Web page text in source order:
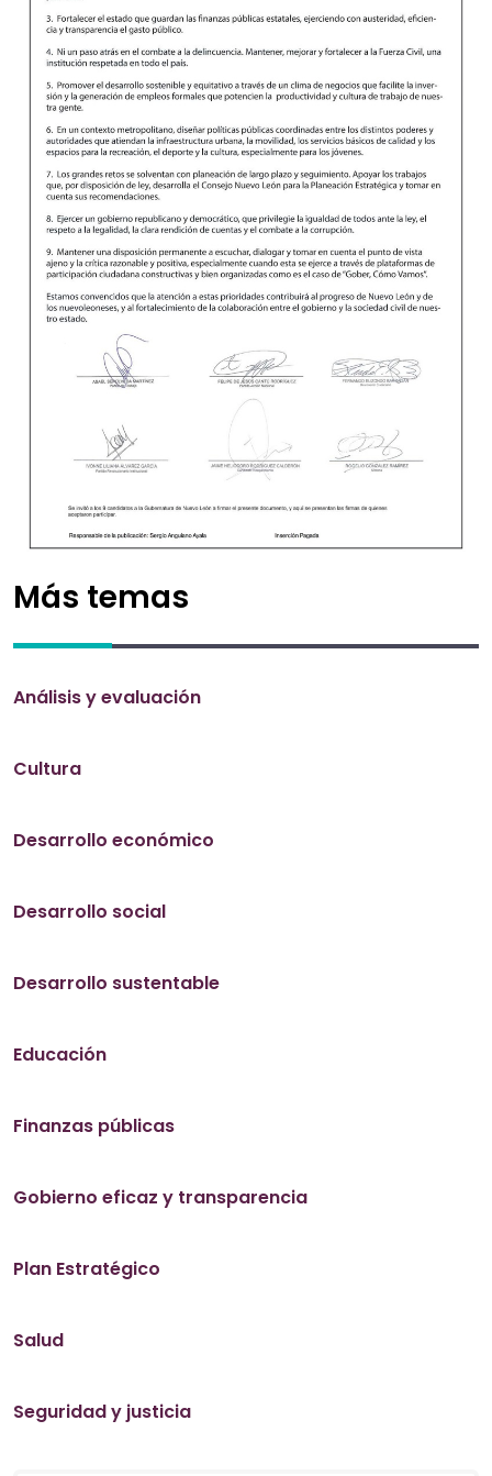
Más temas
Análisis y evaluación
Cultura
Desarrollo económico
Desarrollo social
Desarrollo sustentable
Educación
Finanzas públicas
Gobierno eficaz y transparencia
Plan Estratégico
Salud
Seguridad y justicia